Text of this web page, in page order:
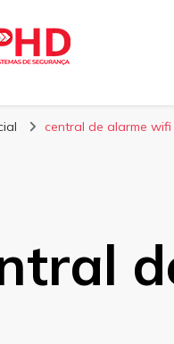
Seg
central de alarme wifi